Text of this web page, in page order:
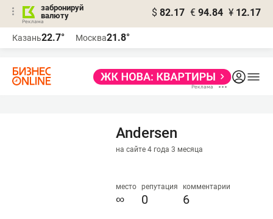
забронируй
валюту
$ 82.17 € 94.84 ¥ 12.17
Казань22.7° Москва21.8°
Andersen
на сайте 4 года 3 месяца
место
∞
репутация
0
комментарии
6